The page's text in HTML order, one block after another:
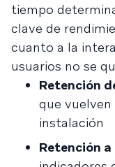
tiempo
clave de
cuanto a la
usuarios no se
Retención
que
instalación
Retención a